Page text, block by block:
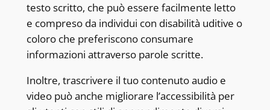
testo scritto, che può essere facilmente letto
e compreso da individui con disabilità uditive o
coloro che preferiscono consumare
informazioni attraverso parole scritte.
Inoltre, trascrivere il tuo contenuto audio e
video può anche migliorare l’accessibilità per